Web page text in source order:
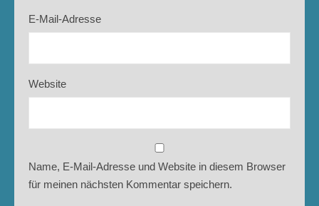
E-Mail-Adresse
Website
Name, E-Mail-Adresse und Website in diesem Browser
für meinen nächsten Kommentar speichern.